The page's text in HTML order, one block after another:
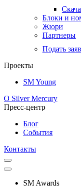
Блоки и
Жюри
Партнеры
Подать
Проекты
SM Young
О Silver Mercury
Пресс-центр
Блог
События
Контакты
SM Awards